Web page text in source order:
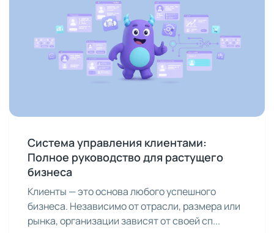
Система управления клиентами:
Полное руководство для растущего
бизнеса
Клиенты — это основа любого успешного
бизнеса. Независимо от отрасли, размера или
рынка, организации зависят от своей сп...